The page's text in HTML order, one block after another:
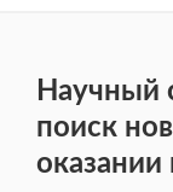
Научный
поиск